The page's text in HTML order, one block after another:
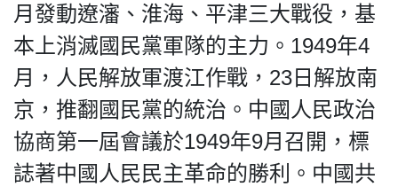
月發動遼瀋、淮海、平津三大戰役，基
本上消滅國民黨軍隊的主力。1949年4
月，人民解放軍渡江作戰，23日解放南
京，推翻國民黨的統治。中國人民政治
協商第一屆會議於1949年9月召開，標
誌著中國人民民主革命的勝利。中國共